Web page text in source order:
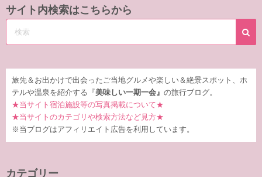
ス
ッ
サイト内検索はこちらから
旅先＆お出かけで出会ったご当地グルメや楽しい＆絶景スポット、ホ
テルや温泉を紹介する『 美味しい一期一会』 の旅行ブログ。
★当サイト宿泊施設等の写真掲載について★
★当サイトのカテゴリや検索方法など見方★
※当ブログはアフィリエイト広告を利用しています。
カテゴリー